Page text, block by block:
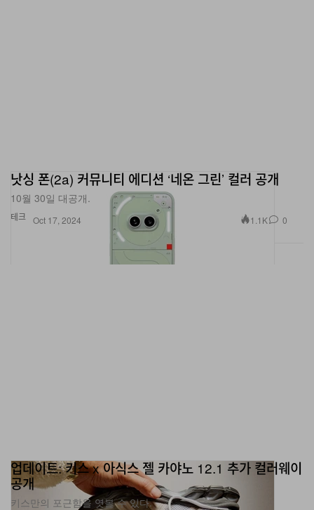
테크
낫싱 폰(2a) 커뮤니티 에디션 ‘네온 그린’ 컬러 공개
10월 30일 대공개.
Oct 17, 2024 1.1K 0
업데이트: 키스 x 아식스 젤 카야노 12.1 추가 컬러웨이
공개
키스만의 포근함을 엿볼 수 있다.